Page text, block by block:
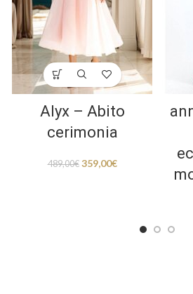
Alyx – Abito
cerimonia
489,00€ 359,00€